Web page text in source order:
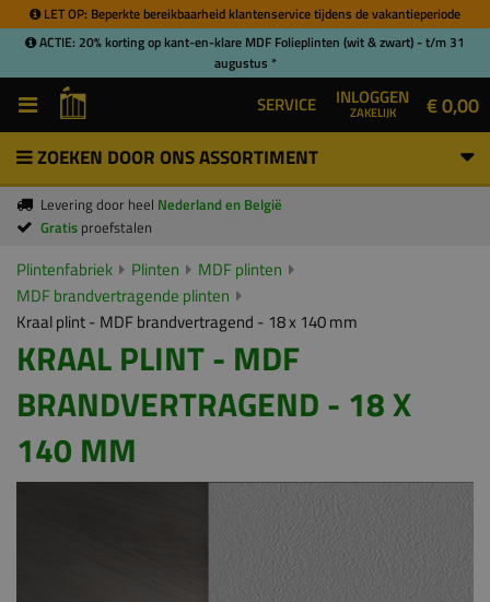
LET OP: Beperkte bereikbaarheid klantenservice tijdens de vakantieperiode
ACTIE: 20% korting op kant-en-klare MDF Folieplinten (wit & zwart) - t/m 31
augustus *
SERVICE INLOGGEN
ZAKELIJK € 0,00
ZOEKEN DOOR ONS ASSORTIMENT
Levering door heel Nederland en België
Gratis proefstalen
Plintenfabriek Plinten
MDF plinten
MDF brandvertragende plinten
Kraal plint - MDF brandvertragend - 18 x 140 mm
KRAAL PLINT - MDF
BRANDVERTRAGEND - 18 X
140 MM